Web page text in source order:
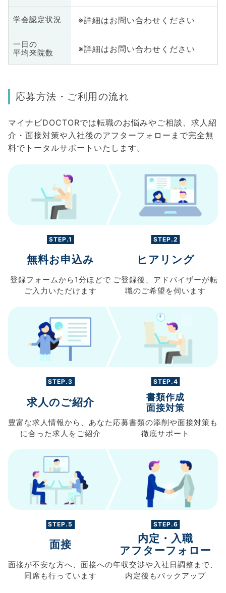
学会認定状況 ※詳細はお問い合わせください
一日の
平均来院数
※詳細はお問い合わせください
応募方法・ご利用の流れ
マイナビDOCTORでは転職のお悩みやご相談、求人紹
介・面接対策や入社後のアフターフォローまで完全無
料でトータルサポートいたします。
STEP.1
無料お申込み
登録フォームから 1分ほどで
ご入力 いただけます
STEP.2
ヒアリング
ご登録後、 アドバイザーが転
職のご希望を伺います
STEP.3
求人のご紹介
豊富な求人情報から、 あなた
に合った求人を ご紹介
STEP.4
書類作成
面接対策
応募書類の添削や面接対策も
徹底サポート
STEP.5
面接
面接が不安な方へ、 面接への
同席も行っています
STEP.6
内定・入職
アフターフォロー
年収交渉や入社日調整まで、
内定後もバックアップ